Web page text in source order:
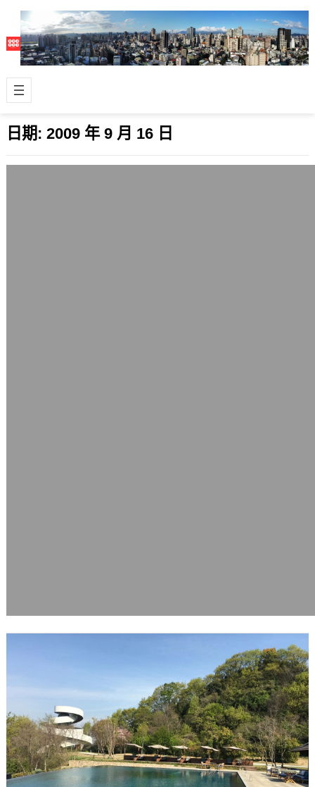
日期: 2009 年 9 月 16 日